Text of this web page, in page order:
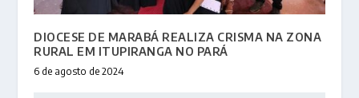
DIOCESE DE MARABÁ REALIZA CRISMA NA ZONA
RURAL EM ITUPIRANGA NO PARÁ
6 de agosto de 2024